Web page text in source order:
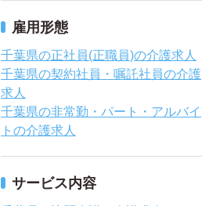
雇用形態
千葉県の正社員(正職員)の介護求人
千葉県の契約社員・嘱託社員の介護
求人
千葉県の非常勤・パート・アルバイ
トの介護求人
サービス内容